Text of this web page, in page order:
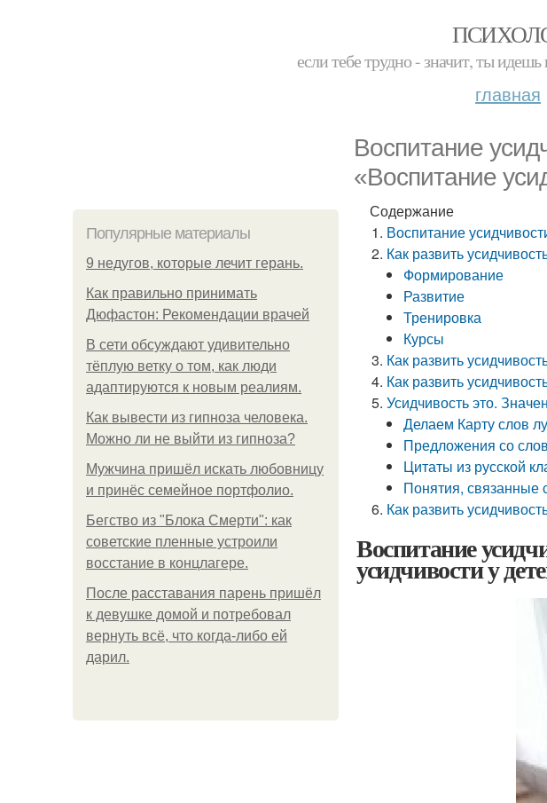
если тебе трудно - значит, ты
главная
Воспитание
«Воспитание
Популярные материалы
9 недугов, которые лечит герань.
Как правильно принимать
Дюфастон: Рекомендации врачей
В cети обсуждают удивительно
тёплую ветку о том, как люди
адаптируются к новым реалиям.
Как вывести из гипноза человека.
Можно ли не выйти из гипноза?
Мужчина пришёл искать любовницу
и принёс семейное портфолио.
Бегство из "Блока Смерти": как
советские пленные устроили
восстание в концлагере.
После расставания парень пришёл
к девушке домой и потребовал
вернуть всё, что когда-либо ей
дарил.
Содержание
Воспитание
Как развить
Формирование
Развитие
Тренировка
Курсы
Как развить
Как развить
Усидчивость это.
Делаем Карту слов
Предложения со
Цитаты из русской
Понятия, связанные
Как развить
Воспитание
усидчивости у